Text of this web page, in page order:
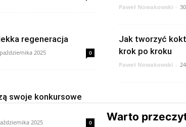
Paweł Nowakowski -
regeneracja
2025 0
Jak tworzyć
krok po kroku
Paweł Nowakowski -
swoje konkursowe
2025 0 Warto